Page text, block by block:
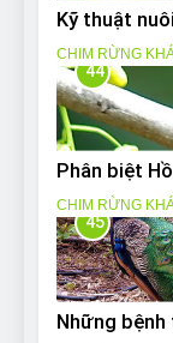
Kỹ thuật
CHIM RỪNG
44
Phân biệt
CHIM RỪNG
45
Những